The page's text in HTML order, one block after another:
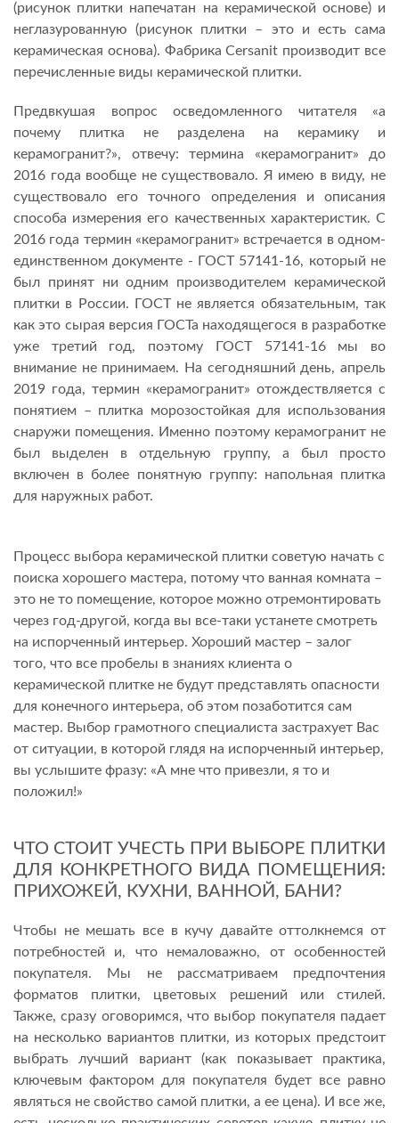
(рисунок плитки напечатан на керамической основе) и
неглазурованную (рисунок плитки – это и есть сама
керамическая основа). Фабрика Cersanit производит все
перечисленные виды керамической плитки.
Предвкушая вопрос осведомленного читателя «а
почему плитка не разделена на керамику и
керамогранит?», отвечу: термина «керамогранит» до
2016 года вообще не существовало. Я имею в виду, не
существовало его точного определения и описания
способа измерения его качественных характеристик. С
2016 года термин «керамогранит» встречается в одном-
единственном документе - ГОСТ 57141-16, который не
был принят ни одним производителем керамической
плитки в России. ГОСТ не является обязательным, так
как это сырая версия ГОСТа находящегося в разработке
уже третий год, поэтому ГОСТ 57141-16 мы во
внимание не принимаем. На сегодняшний день, апрель
2019 года, термин «керамогранит» отождествляется с
понятием – плитка морозостойкая для использования
снаружи помещения. Именно поэтому керамогранит не
был выделен в отдельную группу, а был просто
включен в более понятную группу: напольная плитка
для наружных работ.
Процесс выбора керамической плитки советую начать с
поиска хорошего мастера, потому что ванная комната –
это не то помещение, которое можно отремонтировать
через год-другой, когда вы все-таки устанете смотреть
на испорченный интерьер. Хороший мастер – залог
того, что все пробелы в знаниях клиента о
керамической плитке не будут представлять опасности
для конечного интерьера, об этом позаботится сам
мастер. Выбор грамотного специалиста застрахует Вас
от ситуации, в которой глядя на испорченный интерьер,
вы услышите фразу: «А мне что привезли, я то и
положил!»
ЧТО СТОИТ УЧЕСТЬ ПРИ ВЫБОРЕ ПЛИТКИ
ДЛЯ КОНКРЕТНОГО ВИДА ПОМЕЩЕНИЯ:
ПРИХОЖЕЙ, КУХНИ, ВАННОЙ, БАНИ?
Чтобы не мешать все в кучу давайте оттолкнемся от
потребностей и, что немаловажно, от особенностей
покупателя. Мы не рассматриваем предпочтения
форматов плитки, цветовых решений или стилей.
Также, сразу оговоримся, что выбор покупателя падает
на несколько вариантов плитки, из которых предстоит
выбрать лучший вариант (как показывает практика,
ключевым фактором для покупателя будет все равно
являться не свойство самой плитки, а ее цена). И все же,